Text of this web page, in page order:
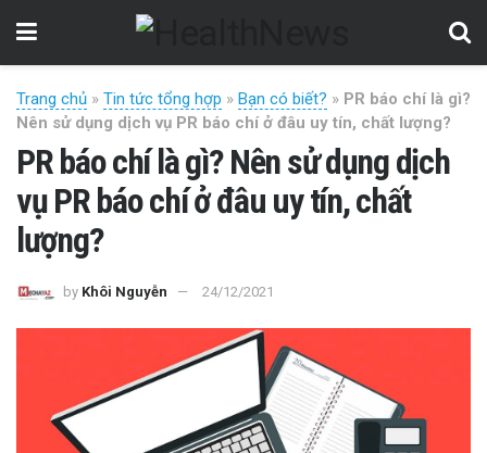
Trang chủ » Tin tức tổng hợp » Bạn có biết? » PR báo chí là gì?
Nên sử dụng dịch vụ PR báo chí ở đâu uy tín, chất lượng?
PR báo chí là gì? Nên sử dụng dịch
vụ PR báo chí ở đâu uy tín, chất
lượng?
by Khôi Nguyễn 24/12/2021